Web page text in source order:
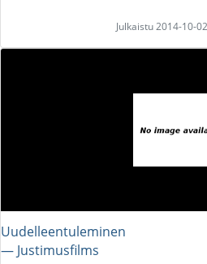
Julkaistu 2014-10-
Uudelleentuleminen
― Justimusfilms